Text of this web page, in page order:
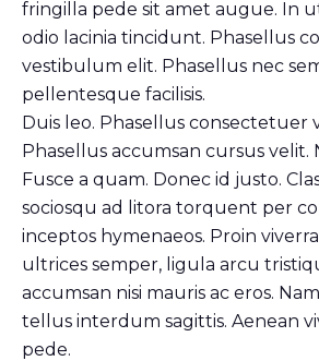
fringilla pede sit amet augue. In
odio lacinia tincidunt. Phasellus
vestibulum elit. Phasellus nec
pellentesque facilisis.
Duis leo. Phasellus consectetuer
Phasellus accumsan cursus velit.
Fusce a quam. Donec id justo.
sociosqu ad litora torquent per
inceptos hymenaeos. Proin
ultrices semper, ligula arcu
accumsan nisi mauris ac eros.
tellus interdum sagittis. Aenean
pede.